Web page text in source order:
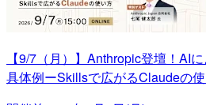
【9/7（月）】Anthropic登壇！AI
具体例ーSkillsで広がるClaudeの